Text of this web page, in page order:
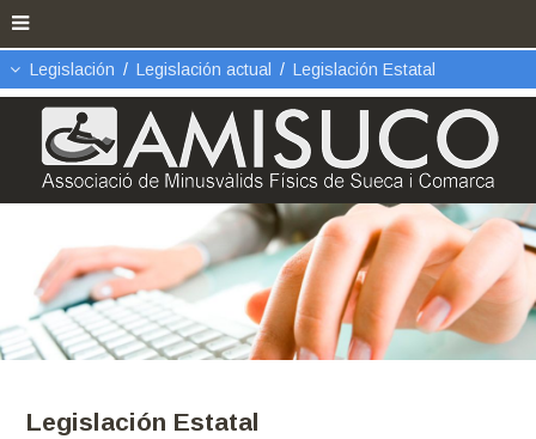
Legislación / Legislación actual / Legislación Estatal
Legislación Estatal